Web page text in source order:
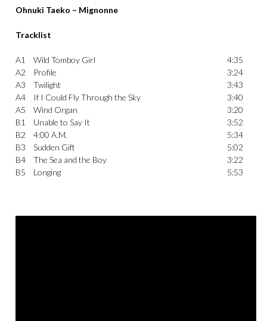
Ohnuki Taeko – Mignonne
Tracklist
A1 Wild Tomboy Girl
4:35
A2
Profile
3:24
A3
Twilight
3:43
A4
If I Could Fly Through the Sky
3:40
A5
Wind Organ
3:20
B1
Unable to Say It
3:52
B2
4:00 A.M.
5:34
B3
Sudden Gift
5:02
B4
The Sea and the Boy
3:22
B5
Longing 5:53